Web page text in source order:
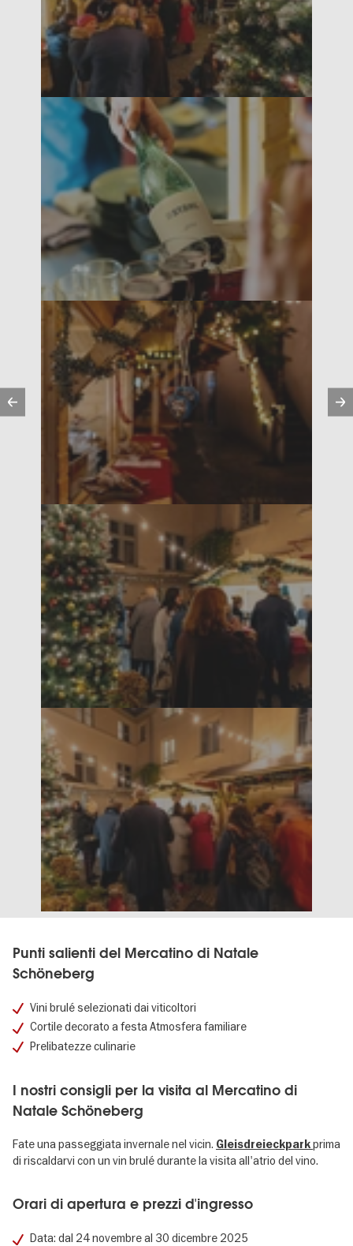
Precedente
Punti salienti del Mercatino di Natale
Schöneberg
Vini brulé selezionati dai viticoltori
Cortile decorato a festa Atmosfera familiare
Prelibatezze culinarie
I nostri consigli per la visita al Mercatino di
Natale Schöneberg
Fate una passeggiata invernale nel vicin. Gleisdreieckparkprima
di riscaldarvi con un vin brulé durante la visita all'atrio del vino.
Orari di apertura e prezzi d'ingresso
Data: dal 24 novembre al 30 dicembre 2025